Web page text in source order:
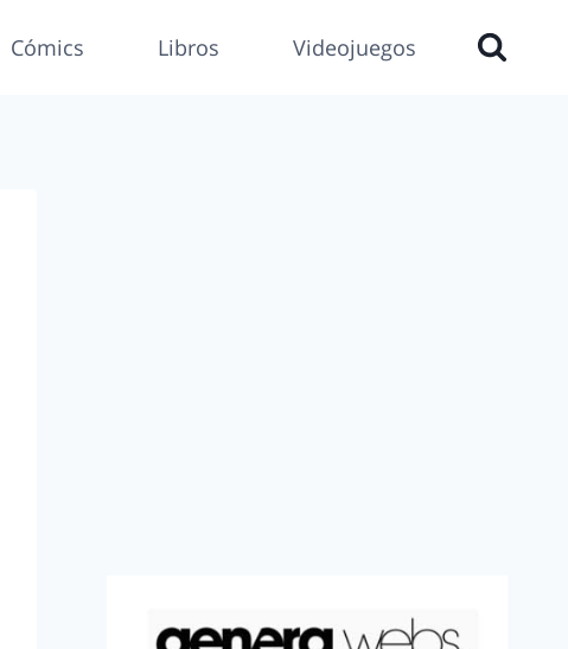
Cómics Libros Videojuegos